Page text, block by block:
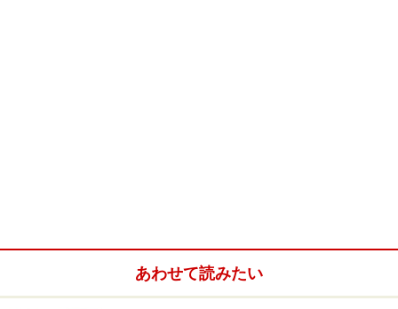
私たち人間もそうだと思うのですが、高齢になり内蔵が
弱ってくる年頃をシニアと呼びます。シニアと呼ばれる
あわせて読みたい